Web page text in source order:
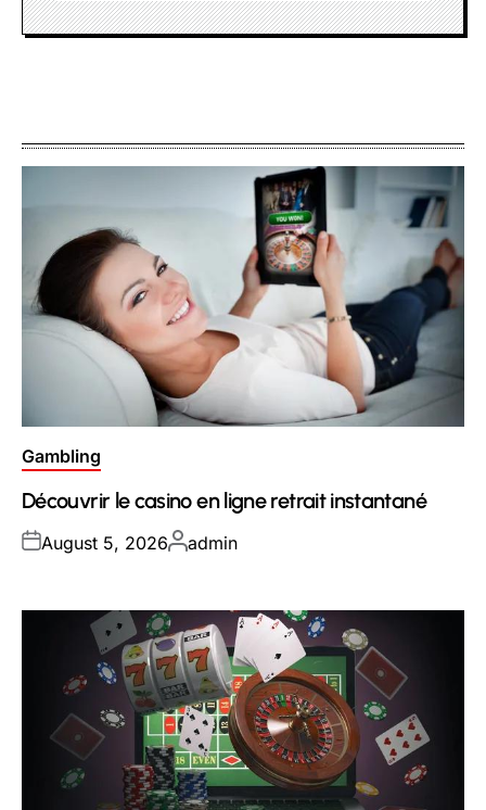
Posted
Gambling
Découvrir le casino en ligne retrait instantané
Posted
August 5, 2026Posted
admin